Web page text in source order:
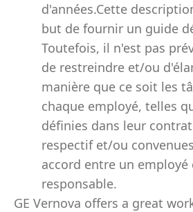
d'années.Cette
but de fournir un guide
Toutefois, il n'est pas
de restreindre et/ou
manière que ce soit les
chaque employé, telles
définies dans leur
respectif et/ou
accord entre un employé
responsable.
GE Vernova offers a great